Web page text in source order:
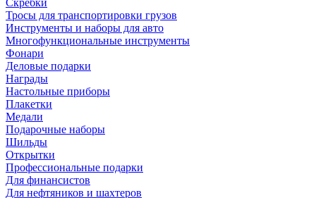
Скребки
Тросы для транспортировки грузов
Инструменты и наборы для авто
Многофункциональные инструменты
Фонари
Деловые подарки
Награды
Настольные приборы
Плакетки
Медали
Подарочные наборы
Шильды
Открытки
Профессиональные подарки
Для финансистов
Для нефтяников и шахтеров